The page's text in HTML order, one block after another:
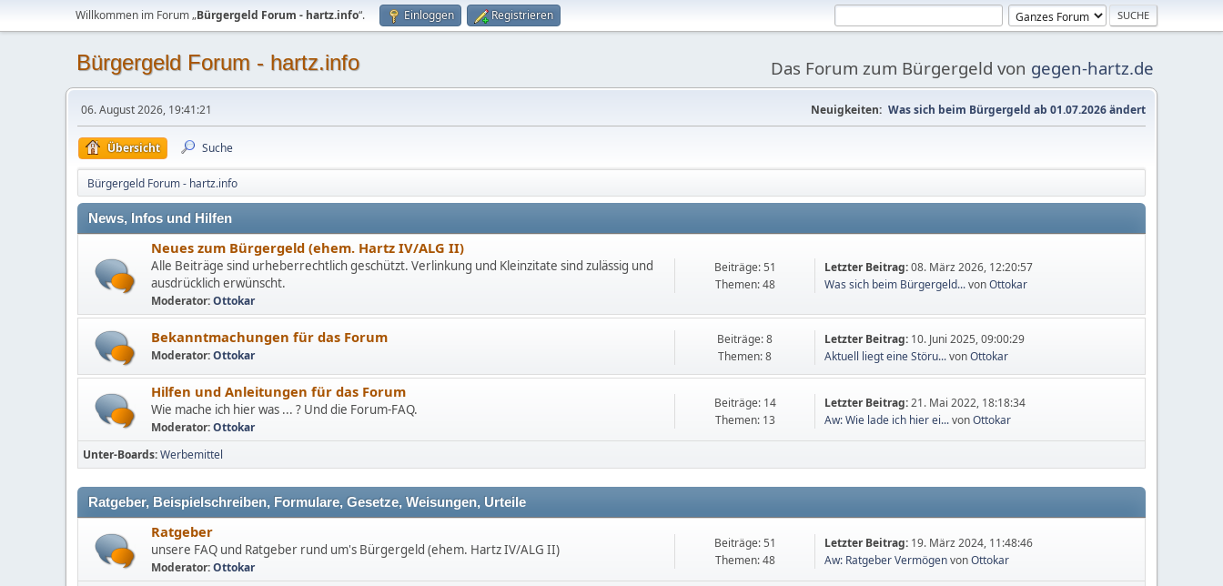
Willkommen im Forum „Bürgergeld Forum - hartz.info“. Einloggen Registrieren
Bürgergeld Forum - hartz.info Das Forum zum Bürgergeld von gegen-hartz.de
06. August 2026, 19:41:21 Neuigkeiten: Was sich beim Bürgergeld ab 01.07.2026 ändert
Übersicht Suche
Bürgergeld Forum - hartz.info
News, Infos und Hilfen
Neues zum Bürgergeld (ehem. Hartz IV/ALG II)
Alle Beiträge sind urheberrechtlich geschützt. Verlinkung und Kleinzitate sind zulässig und
ausdrücklich erwünscht.
Moderator:Ottokar
Beiträge: 51
Themen: 48
Letzter Beitrag:08. März 2026, 12:20:57
Was sich beim Bürgergeld...vonOttokar
Bekanntmachungen für das Forum
Moderator:Ottokar
Beiträge: 8
Themen: 8
Letzter Beitrag: 10. Juni 2025, 09:00:29
Aktuell liegt eine Störu...vonOttokar
Hilfen und Anleitungen für das Forum
Wie mache ich hier was ... ? Und die Forum-FAQ.
Moderator:Ottokar
Beiträge: 14
Themen: 13
Letzter Beitrag:21. Mai 2022, 18:18:34
Aw: Wie lade ich hier ei...vonOttokar
Unter-Boards Werbemittel
Ratgeber, Beispielschreiben, Formulare, Gesetze, Weisungen, Urteile
Ratgeber
unsere FAQ und Ratgeber rund um's Bürgergeld (ehem. Hartz IV/ALG II)
Moderator:Ottokar
Beiträge: 51
Themen: 48
Letzter Beitrag: 19. März 2024, 11:48:46
Aw: Ratgeber VermögenvonOttokar